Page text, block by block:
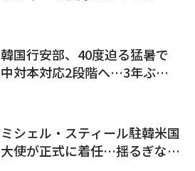
韓国行安部、40度迫る猛暑で
中対本対応2段階へ…3年ぶり
ミシェル・スティール駐韓米国
大使が正式に着任…揺るぎない